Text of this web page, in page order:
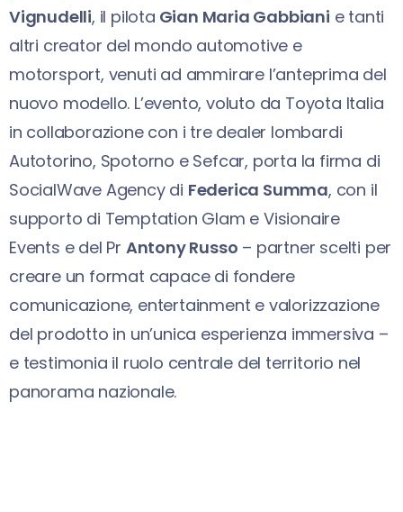
Vignudelli, il pilota Gian Maria Gabbiani e tanti
altri creator del mondo automotive e
motorsport, venuti ad ammirare l’anteprima del
nuovo modello. L’evento, voluto da Toyota Italia
in collaborazione con i tre dealer lombardi
Autotorino, Spotorno e Sefcar, porta la firma di
SocialWave Agency di Federica Summa, con il
supporto di Temptation Glam e Visionaire
Events e del Pr Antony Russo – partner scelti per
creare un format capace di fondere
comunicazione, entertainment e valorizzazione
del prodotto in un’unica esperienza immersiva –
e testimonia il ruolo centrale del territorio nel
panorama nazionale.